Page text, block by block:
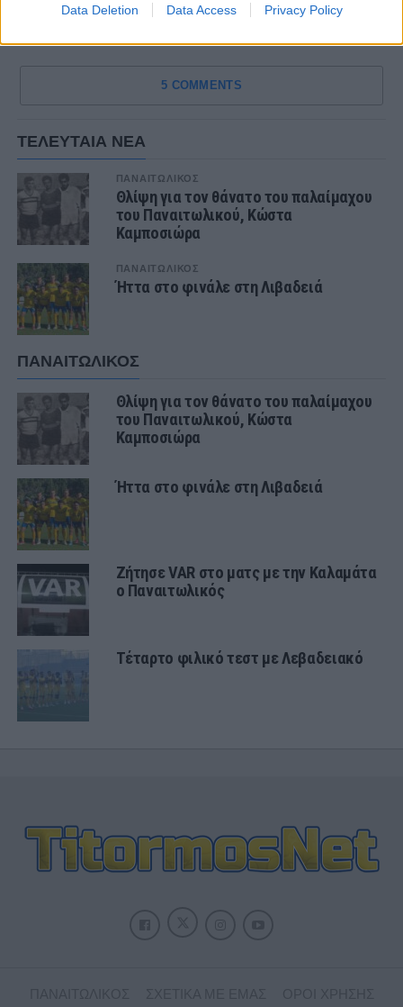
Data Deletion Data Access Privacy Policy
5 COMMENTS
ΤΕΛΕΥΤΑΙΑ ΝΕΑ
ΠΑΝΑΙΤΩΛΙΚΟΣ
Θλίψη για τον θάνατο του παλαίμαχου
του Παναιτωλικού, Κώστα
Καμποσιώρα
ΠΑΝΑΙΤΩΛΙΚΟΣ
Ήττα στο φινάλε στη Λιβαδειά
ΠΑΝΑΙΤΩΛΙΚΟΣ
Θλίψη για τον θάνατο του παλαίμαχου
του Παναιτωλικού, Κώστα
Καμποσιώρα
Ήττα στο φινάλε στη Λιβαδειά
Ζήτησε VAR στο ματς με την Καλαμάτα
ο Παναιτωλικός
Τέταρτο φιλικό τεστ με Λεβαδειακό